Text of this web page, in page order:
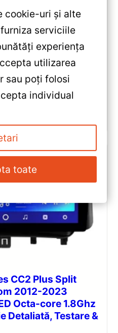
&
pentru SsangYong Actyon
10, Octa-core, Bluetooth
WiFi pentru experiență
CC2 Plus Split
2012-2023
Octa-core 1.8Ghz
Detaliată, Testare &
cookie-uri și alte
serviciile
experiența
utilizarea
sau poți folosi
individual
toate